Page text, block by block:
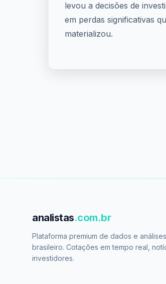
levou a decisões de
em perdas significativas
materializou.
analistas.com.br
Plataforma premium de dados e
brasileiro. Cotações em tempo real,
investidores.